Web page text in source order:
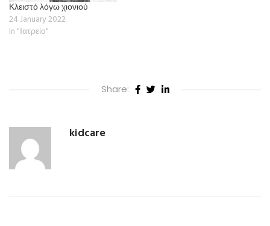
Κλειστό λόγω χιονιού
24 January 2022
In "Ιατρείο"
Share:
kidcare